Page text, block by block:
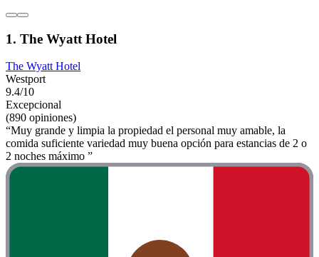
1. The Wyatt Hotel
The Wyatt Hotel
Westport
9.4/10
Excepcional
(890 opiniones)
“Muy grande y limpia la propiedad el personal muy amable, la
comida suficiente variedad muy buena opción para estancias de 2 o
2 noches máximo ”